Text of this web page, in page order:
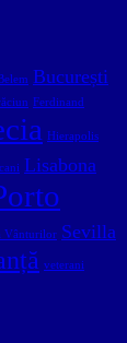
București
Ferdinand
Hierapolis
Lisabona
Vânturilor Sevilla
veterani